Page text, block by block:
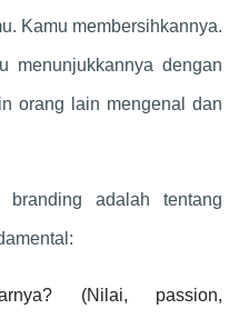
Kamu membersihkannya.
menunjukkannya dengan
orang lain mengenal dan
branding adalah tentang
(Nilai, passion,